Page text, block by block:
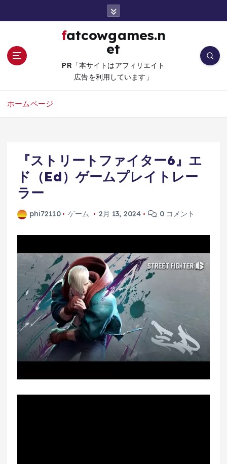
fatcowgames.n
et
PR「本サイトはアフィリエイト
広告を利用しています」
ホームページ
『ストリートファイター6』エ
ド（Ed）ゲームプレイトレー
ラー
phi72110 ゲーム 2月 13, 2024 0 コメント